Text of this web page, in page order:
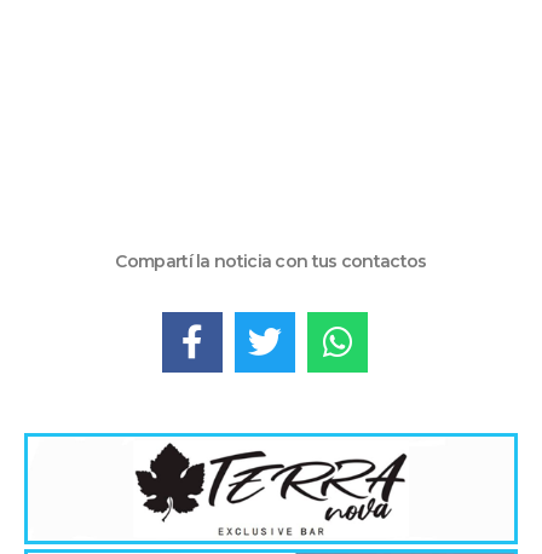
Compartí la noticia con tus contactos